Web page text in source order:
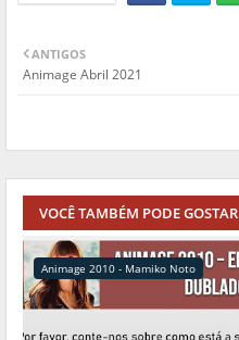
ANTIGOS
Animage Abril 2021
VOCÊ TAMBÉM PODE GOSTAR
Animage 2010 - Mamiko Noto